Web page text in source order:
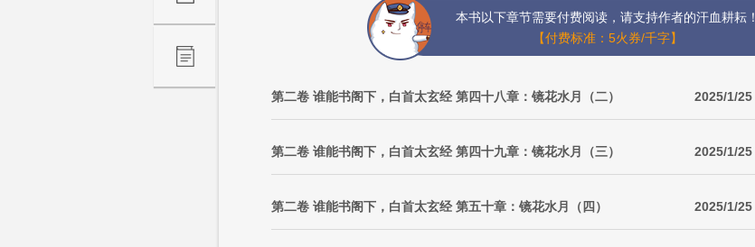
本书以下章节需要付费阅读，请支持作者的汗血耕耘！
【付费标准：5火券/千字】
第二卷 谁能书阁下，白首太玄经 第四十八章：镜花水月（二） 2025/1/25
第二卷 谁能书阁下，白首太玄经 第四十九章：镜花水月（三） 2025/1/25
第二卷 谁能书阁下，白首太玄经 第五十章：镜花水月（四） 2025/1/25